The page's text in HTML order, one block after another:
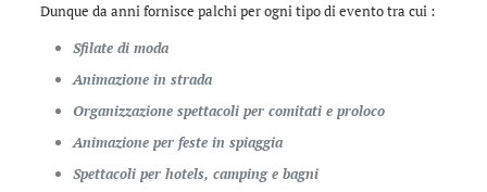
Dunque da anni fornisce palchi per ogni tipo di evento tra cui :
Sfilate di moda
Animazione in strada
Organizzazione spettacoli per comitati e proloco
Animazione per feste in spiaggia
Spettacoli per hotels, camping e bagni